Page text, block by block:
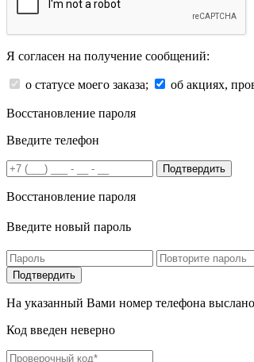
Я согласен на получение сообщений:
о статусе моего заказа; об акциях,
Восстановление пароля
Введите телефон
Подтвердить
Восстановление пароля
Введите новый пароль
На указанный Вами номер телефона
Код введен неверно